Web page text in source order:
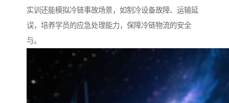
实训还能模拟冷链事故场景，如制冷设备故障、运输延
误，培养学员的应急处理能力，保障冷链物流的安全
与。